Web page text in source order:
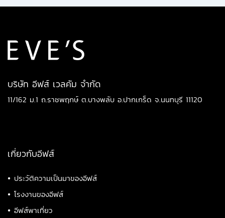
บริษัท อีฟส์ เวลคัม จำกัด
11/162 ม.1 ถ.ราชพฤกษ์ ต.บางพลับ อ.ปากเกร็ด จ.นนทบุรี 11120
เกี่ยวกับอีฟส์
• ประวัติความเป็นมาของอีฟส์
• โรงงานของอีฟส์
• อีฟส์พาเที่ยว